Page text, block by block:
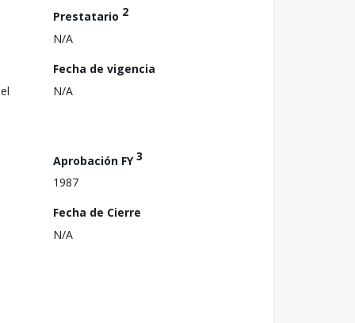
Prestatario 2
N/A
Fecha de vigencia
N/A
Aprobación FY3
1987
Fecha de Cierre
N/A